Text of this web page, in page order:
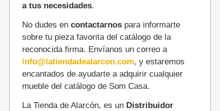
a tus necesidades.
No dudes en contactarnos para informarte
sobre tu pieza favorita del catálogo de la
reconocida firma. Envíanos un correo a
info@latiendadealarcon.com, y estaremos
encantados de ayudarte a adquirir cualquier
mueble del catálogo de Som Casa.
La Tienda de Alarcón, es un Distribuidor